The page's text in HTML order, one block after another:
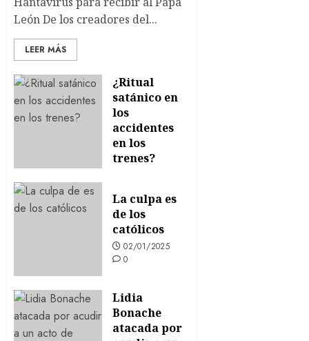
León De los creadores del...
LEER MÁS
¿Ritual
satánico en
los
accidentes
en los
trenes?
La culpa es
de los
católicos
02/01/2025
0
Lidia
Bonache
atacada por